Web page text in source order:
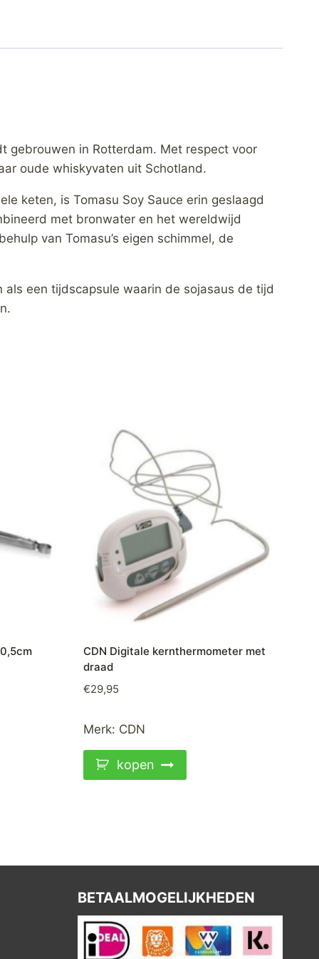
gebrouwen in Rotterdam. Met respect voor
oude whiskyvaten uit Schotland.
keten, is Tomasu Soy Sauce erin geslaagd
met bronwater en het wereldwijd
van Tomasu’s eigen schimmel, de
een tijdscapsule waarin de sojasaus de tijd
CDN Digitale kernthermometer met
draad
€29,95
Merk: CDN
kopen
BETAALMOGELIJKHEDEN